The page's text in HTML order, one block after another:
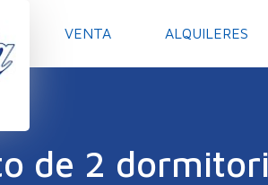
VENTA ALQUILERES
de 2